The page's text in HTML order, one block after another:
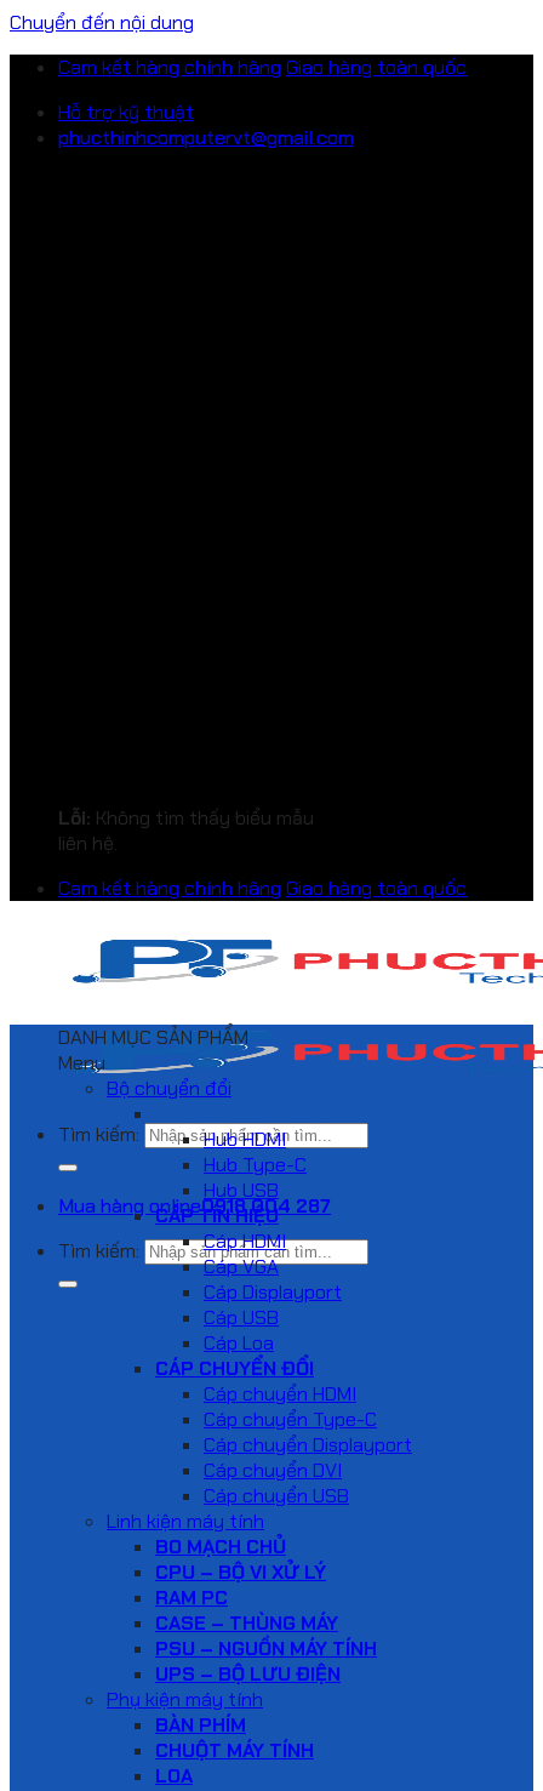
Chuyển đến nội dung
Cam kết hàng chính hãng Giao hàng toàn quốc
Hỗ trợ kỹ thuật
phucthinhcomputervt@gmail.com
Lỗi: Không tìm thấy biểu mẫu
liên hệ.
Cam kết hàng chính hãng Giao hàng toàn quốc
Tìm kiếm:
Mua hàng online0918 004 287
Tìm kiếm:
DANH MỤC SẢN PHẨM
Menu
Bộ chuyển đổi
Hub HDMI
Hub Type-C
Hub USB
CÁP TÍN HIỆU
Cáp HDMI
Cáp VGA
Cáp Displayport
Cáp USB
Cáp Loa
CÁP CHUYỂN ĐỔI
Cáp chuyển HDMI
Cáp chuyển Type-C
Cáp chuyển Displayport
Cáp chuyển DVI
Cáp chuyển USB
Linh kiện máy tính
BO MẠCH CHỦ
CPU – BỘ VI XỬ LÝ
RAM PC
CASE – THÙNG MÁY
PSU – NGUỒN MÁY TÍNH
UPS – BỘ LƯU ĐIỆN
Phụ kiện máy tính
BÀN PHÍM
CHUỘT MÁY TÍNH
LOA